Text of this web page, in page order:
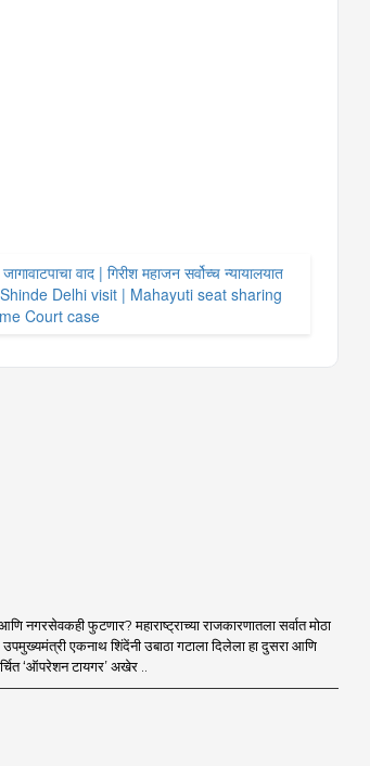
वाद | गिरीश महाजन सर्वोच्च न्यायालयात
Delhi visit | Mahayuti seat sharing
Court case
नगरसेवकही फुटणार? महाराष्ट्राच्या राजकारणातला सर्वात मोठा
एकनाथ शिंदेंनी उबाठा गटाला दिलेला हा दुसरा आणि
‘ऑपरेशन टायगर’ अखेर ..